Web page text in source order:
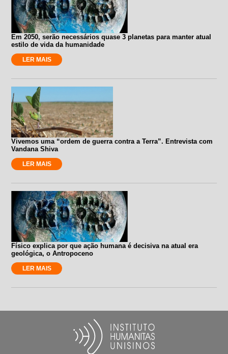
Em 2050, serão necessários quase 3 planetas para manter atual
estilo de vida da humanidade
LER MAIS
Vivemos uma “ordem de guerra contra a Terra”. Entrevista com
Vandana Shiva
LER MAIS
Físico explica por que ação humana é decisiva na atual era
geológica, o Antropoceno
LER MAIS